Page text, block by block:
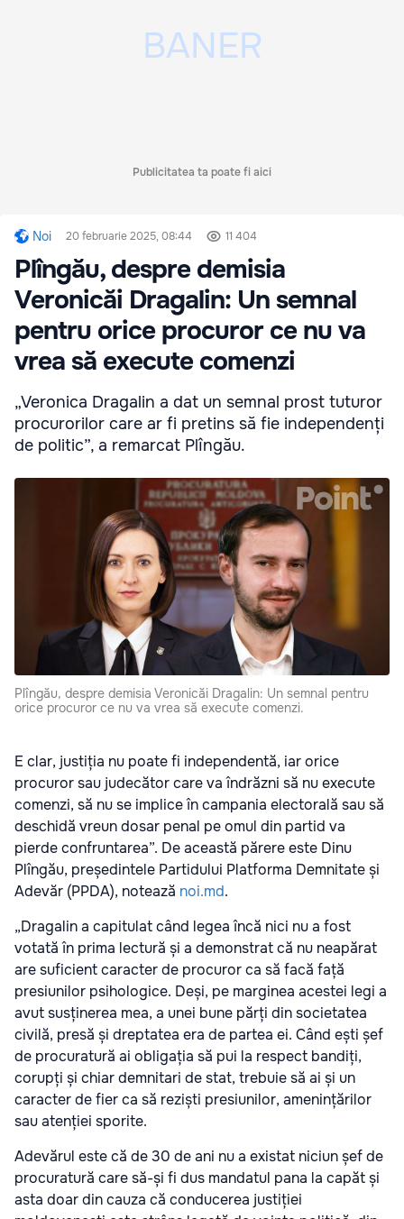
Publicitatea ta poate fi aici
Noi 20 februarie 2025, 08:44 11 404
Plîngău, despre demisia
Veronicăi Dragalin: Un semnal
pentru orice procuror ce nu va
vrea să execute comenzi
„Veronica Dragalin a dat un semnal prost tuturor
procurorilor care ar fi pretins să fie independenți
de politic”, a remarcat Plîngău.
Plîngău, despre demisia Veronicăi Dragalin: Un semnal pentru
orice procuror ce nu va vrea să execute comenzi.
E clar, justiția nu poate fi independentă, iar orice
procuror sau judecător care va îndrăzni să nu execute
comenzi, să nu se implice în campania electorală sau să
deschidă vreun dosar penal pe omul din partid va
pierde confruntarea”. De această părere este Dinu
Plîngău, președintele Partidului Platforma Demnitate și
Adevăr (PPDA), notează noi.md.
„Dragalin a capitulat când legea încă nici nu a fost
votată în prima lectură și a demonstrat că nu neapărat
are suficient caracter de procuror ca să facă față
presiunilor psihologice. Deși, pe marginea acestei legi a
avut susținerea mea, a unei bune părți din societatea
civilă, presă și dreptatea era de partea ei. Când ești șef
de procuratură ai obligația să pui la respect bandiți,
corupți și chiar demnitari de stat, trebuie să ai și un
caracter de fier ca să reziști presiunilor, amenințărilor
sau atenției sporite.
Adevărul este că de 30 de ani nu a existat niciun șef de
procuratură care să-și fi dus mandatul pana la capăt și
asta doar din cauza că conducerea justiției